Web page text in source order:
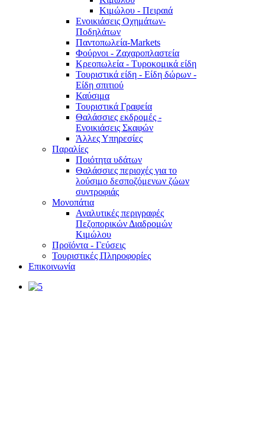
Κιμώλου - Πειραιά
Ενοικιάσεις Οχημάτων-
Ποδηλάτων
Παντοπωλεία-Markets
Φούρνοι - Ζαχαροπλαστεία
Κρεοπωλεία - Τυροκομικά είδη
Τουριστικά είδη - Είδη δώρων -
Είδη σπιτιού
Καύσιμα
Τουριστικά Γραφεία
Θαλάσσιες εκδρομές -
Ενοικιάσεις Σκαφών
Άλλες Υπηρεσίες
Παραλίες
Ποιότητα υδάτων
Θαλάσσιες περιοχές για το
λούσιμο δεσποζόμενων ζώων
συντροφιάς
Μονοπάτια
Αναλυτικές περιγραφές
Πεζοπορικών Διαδρομών
Κιμώλου
Προϊόντα - Γεύσεις
Τουριστικές Πληροφορίες
Επικοινωνία